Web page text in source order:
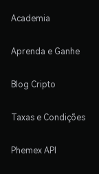
Academia
Aprenda e Ganhe
Blog Cripto
Taxas e Condições
Phemex API